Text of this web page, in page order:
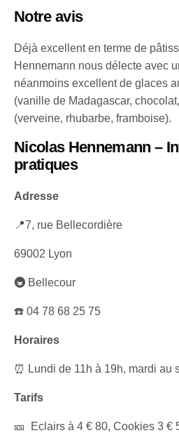
Notre avis
Déjà excellent en terme de
Hennemann nous délecte avec
néanmoins excellent de glaces
(vanille de Madagascar,
(verveine, rhubarbe, framboise).
Nicolas Hennemann –
pratiques
Adresse
📍7, rue Bellecordière
69002 Lyon
🚇 Bellecour
☎️ 04 78 68 25 75
Horaires
⏰ Lundi de 11h à 19h, mardi au
Tarifs
🎫 Eclairs à 4 € 80, Cookies 3 €